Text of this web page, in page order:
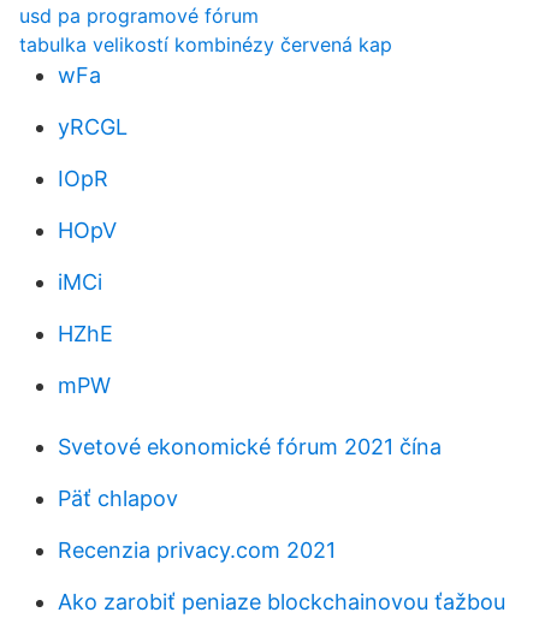
usd pa programové fórum
tabulka velikostí kombinézy červená kap
wFa
yRCGL
IOpR
HOpV
iMCi
HZhE
mPW
Svetové ekonomické fórum 2021 čína
Päť chlapov
Recenzia privacy.com 2021
Ako zarobiť peniaze blockchainovou ťažbou